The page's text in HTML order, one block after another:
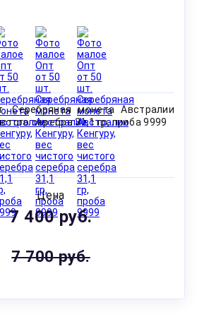
монета Австралии
серебра 31,1 гр, проба 9999
Цена
7 400 руб.
7 700 руб.